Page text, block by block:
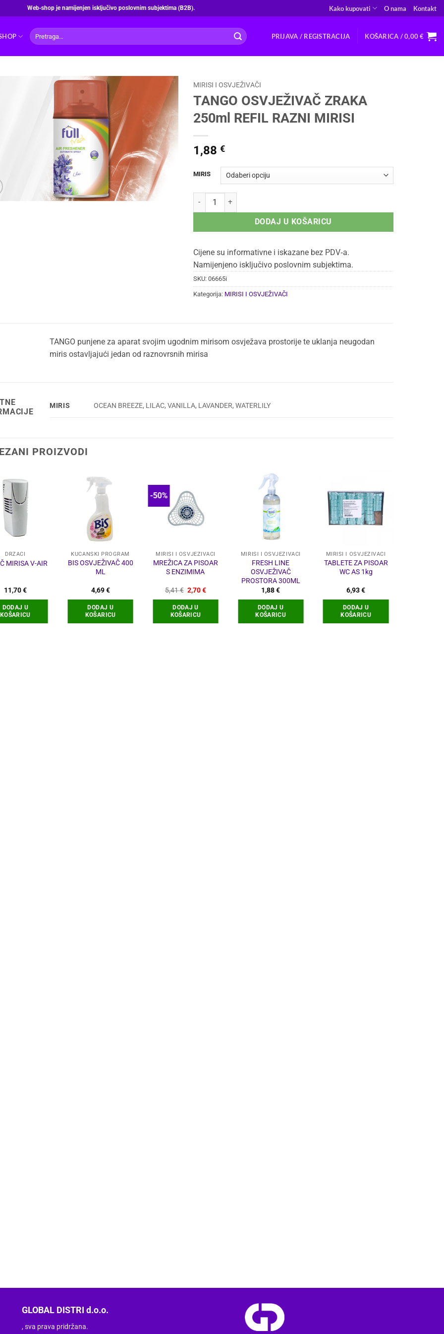
Web‑shop je namijenjen isključivo poslovnim subjektima (B2B). Kako kupovati O nama Kontakt
Pretraži:
PRIJAVA / REGISTRACIJA KOŠARICA /0,00€
MIRISI I OSVJEŽIVAČI
TANGO OSVJEŽIVAČ ZRAKA
250ml REFIL RAZNI MIRISI
1,88 €
MIRIS
TANGO OSVJEŽIVAČ ZRAKA 250ml REFIL RAZNI MIRISI količina
DODAJ U KOŠARICU
Cijene su informativne i iskazane bez PDV‑a.
Namijenjeno isključivo poslovnim subjektima.
SKU: 06665i
Kategorija: MIRISI I OSVJEŽIVAČI
TANGO punjene za aparat svojim ugodnim mirisom osvježava prostorije te uklanja neugodan
miris ostavljajući jedan od raznovrsnih mirisa
MIRIS OCEAN BREEZE, LILAC, VANILLA, LAVANDER, WATERLILY
PROIZVODI
DRŽAČI
MIRISA V-AIR
11,70€
DODAJ U
KOŠARICU
KUĆANSKI PROGRAM
BIS OSVJEŽIVAČ 400
ML
4,69€
DODAJ U
KOŠARICU
-50%
MIRISI I OSVJEŽIVAČI
MREŽICA ZA PISOAR
S ENZIMIMA
5,41€ Izvorna
bila
je:
5,41 €.
2,70€Trenutna
DODAJ U
KOŠARICU
MIRISI I OSVJEŽIVAČI
FRESH LINE
OSVJEŽIVAČ
PROSTORA 300ML
1,88€
DODAJ U
KOŠARICU
MIRISI I OSVJEŽIVAČI
TABLETE ZA PISOAR
WC AS 1kg
6,93€
DODAJ U
KOŠARICU
GLOBAL DISTRI d.o.o.
, sva prava pridržana.